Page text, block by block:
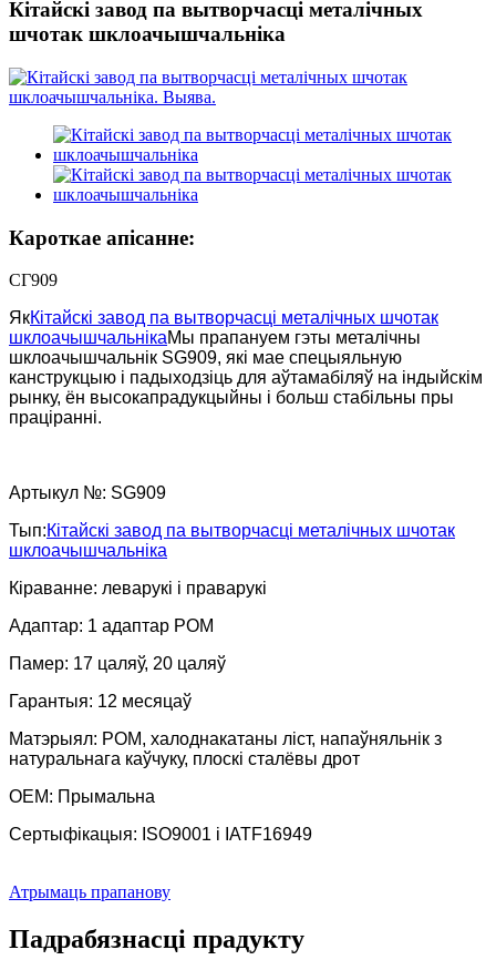
Кітайскі завод па вытворчасці металічных
шчотак шклоачышчальніка
Кароткае апісанне:
СГ909
ЯкКітайскі завод па вытворчасці металічных шчотак
шклоачышчальнікаМы прапануем гэты металічны
шклоачышчальнік SG909, які мае спецыяльную
канструкцыю і падыходзіць для аўтамабіляў на індыйскім
рынку, ён высокапрадукцыйны і больш стабільны пры
праціранні.
Артыкул №: SG909
Тып:Кітайскі завод па вытворчасці металічных шчотак
шклоачышчальніка
Кіраванне: леварукі і праварукі
Адаптар: 1 адаптар POM
Памер: 17 цаляў, 20 цаляў
Гарантыя: 12 месяцаў
Матэрыял: POM, халоднакатаны ліст, напаўняльнік з
натуральнага каўчуку, плоскі сталёвы дрот
OEM: Прымальна
Сертыфікацыя: ISO9001 і IATF16949
Атрымаць прапанову
Падрабязнасці прадукту